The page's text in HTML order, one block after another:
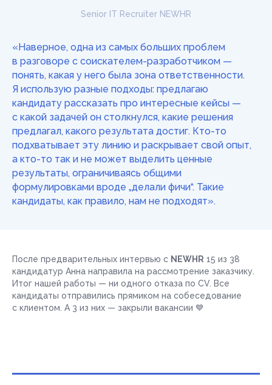
Senior IT Recruiter NEWHR
«Наверное, одна из самых больших проблем
в разговоре с соискателем-разработчиком —
понять, какая у него была зона ответственности.
Я использую разные подходы: предлагаю
кандидату рассказать про интересные кейсы —
с какой задачей он столкнулся, какие решения
предлагал, какого результата достиг. Кто-то
подхватывает эту линию и раскрывает свой опыт,
а кто-то так и не может выделить ценные
результаты, ограничиваясь общими
формулировками вроде „делали фичи“. Такие
кандидаты, как правило, нам не подходят».
После предварительных интервью с NEWHR 15 из 38
кандидатур Анна направила на рассмотрение заказчику.
Итог нашей работы — ни одного отказа по CV. Все
кандидаты отправились прямиком на собеседование
с клиентом. А 3 из них — закрыли вакансии 💙